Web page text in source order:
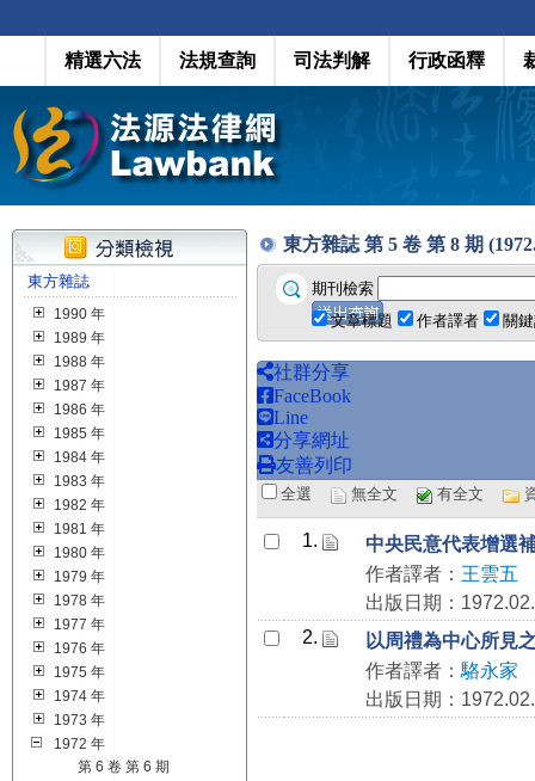
精選六法 法規查詢 司法判解 行政函釋
東方雜誌
1990 年
1989 年
1988 年
1987 年
1986 年
1985 年
1984 年
1983 年
1982 年
1981 年
1980 年
1979 年
1978 年
1977 年
1976 年
1975 年
1974 年
1973 年
1972 年
第 6 卷 第 6 期
東方雜誌 第 5 卷 第 8 期
期刊檢索
文章標題
作者譯者 關
社群分享
FaceBook
Line
分享網址
友善列印
全選 無全文 有全文
1.
中央民意代表增選
作者譯者： 王雲五
出版日期：
2.
以周禮為中心所見
作者譯者： 駱永家
出版日期：